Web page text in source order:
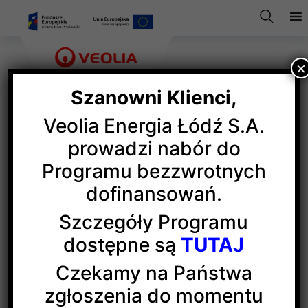
Sztuczne ucho od Veolii
Veolia po raz kolejny była partnerem obchodów
Światowego Dnia Wcześniaka (17 XI),
w którym świat medyczny przypomina
o szczególnych potrzebach dzieci urodzonych
przed ukończonym 37. tygodniem ciąży.
W ramach partnerstwa pacjenci z łódzkiego
Szanowni Klienci,
Veolia Energia Łódź S.A.
prowadzi nabór do
Programu bezzwrotnych
dofinansowań.
Szczegóły Programu
dostępne są TUTAJ
Czekamy na Państwa
zgłoszenia do momentu
×